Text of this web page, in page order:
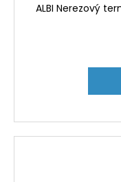
ALBI Nerezový